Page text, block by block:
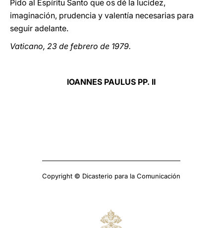
Pido al Espíritu Santo que os dé la lucidez,
imaginación, prudencia y valentía necesarias para
seguir adelante.
Vaticano, 23 de febrero de 1979.
IOANNES PAULUS PP. II
Copyright © Dicasterio para la Comunicación